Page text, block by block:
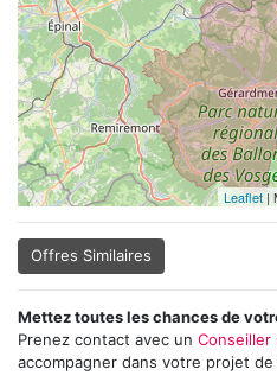
Leaflet|
Offres Similaires
Mettez toutes les chances de
Prenez contact avec un Conseiller
accompagner dans votre projet